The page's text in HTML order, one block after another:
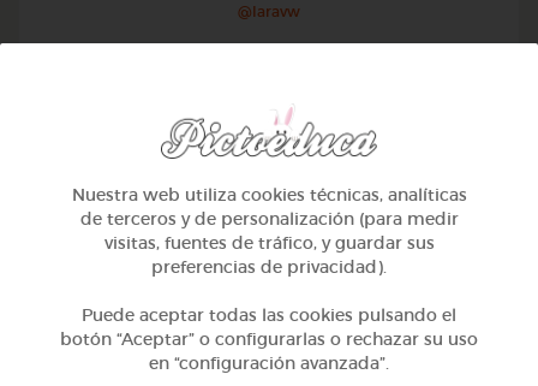
@Iaravw
Nuestra web utiliza cookies técnicas, analíticas
de terceros y de personalización (para medir
visitas, fuentes de tráfico, y guardar sus
preferencias de privacidad).
Puede aceptar todas las cookies pulsando el
botón “Aceptar” o configurarlas o rechazar su uso
en “configuración avanzada”.